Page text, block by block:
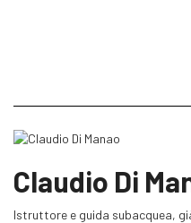
Claudio Di
Istruttore e guida subacquea,